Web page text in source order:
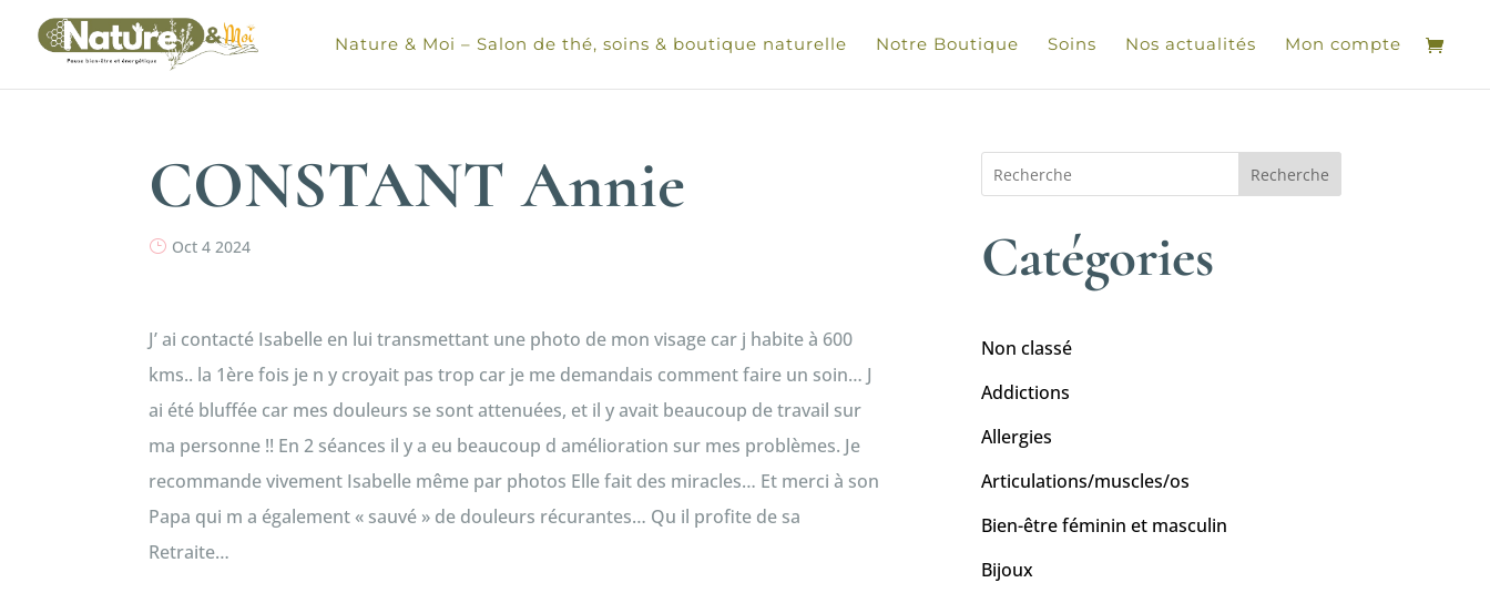
Nature & Moi – Salon de thé, soins & boutique naturelle Notre Boutique Soins Nos actualités Mon compte
CONSTANT Annie
Oct 4 2024
J’ ai contacté Isabelle en lui transmettant une photo de mon visage car j habite à 600
kms.. la 1ère fois je n y croyait pas trop car je me demandais comment faire un soin… J
ai été bluffée car mes douleurs se sont attenuées, et il y avait beaucoup de travail sur
ma personne !! En 2 séances il y a eu beaucoup d amélioration sur mes problèmes. Je
recommande vivement Isabelle même par photos Elle fait des miracles… Et merci à son
Papa qui m a également « sauvé » de douleurs récurantes… Qu il profite de sa
Retraite…
Recherche
Catégories
Non classé
Addictions
Allergies
Articulations/muscles/os
Bien-être féminin et masculin
Bijoux